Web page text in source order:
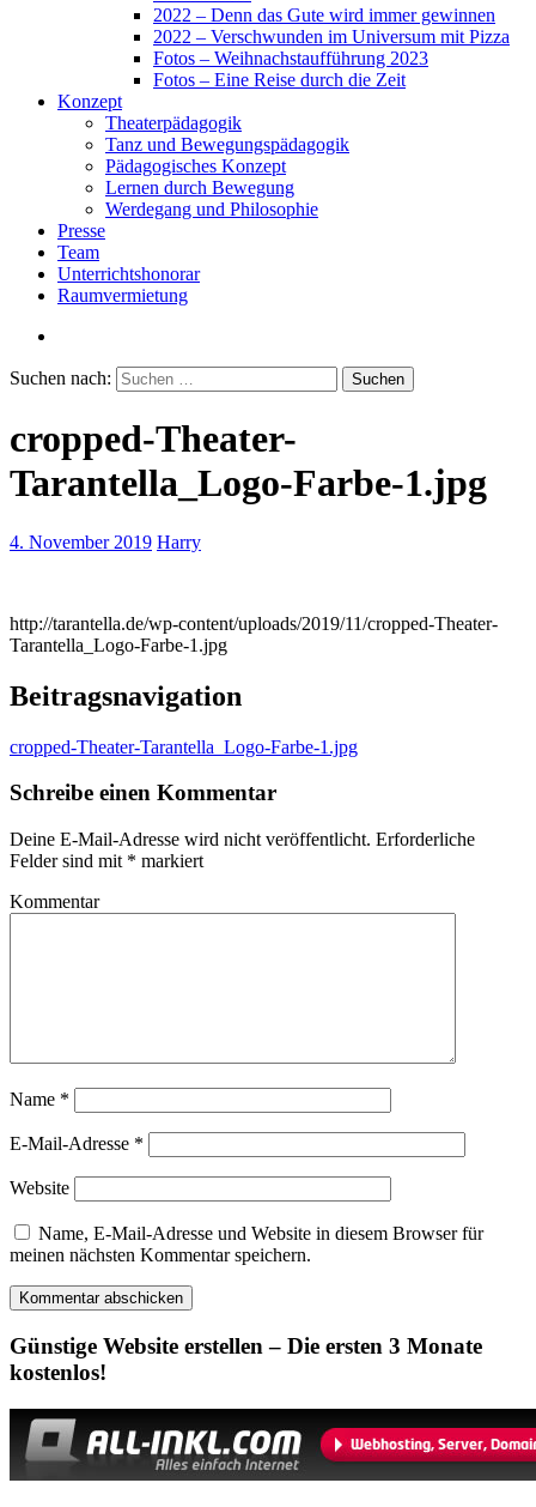
2022 – Denn das Gute wird immer gewinnen
2022 – Verschwunden im Universum mit Pizza
Fotos – Weihnachstaufführung 2023
Fotos – Eine Reise durch die Zeit
Konzept
Theaterpädagogik
Tanz und Bewegungspädagogik
Pädagogisches Konzept
Lernen durch Bewegung
Werdegang und Philosophie
Presse
Team
Unterrichtshonorar
Raumvermietung
Suchen nach:
cropped-Theater-
Tarantella_Logo-Farbe-1.jpg
4. November 2019 Harry
http://tarantella.de/wp-content/uploads/2019/11/cropped-Theater-
Tarantella_Logo-Farbe-1.jpg
Beitragsnavigation
cropped-Theater-Tarantella_Logo-Farbe-1.jpg
Schreibe einen Kommentar
Deine E-Mail-Adresse wird nicht veröffentlicht. Erforderliche
Felder sind mit * markiert
Kommentar
Name *
E-Mail-Adresse *
Website
Name, E-Mail-Adresse und Website in diesem Browser für
meinen nächsten Kommentar speichern.
Günstige Website erstellen – Die ersten 3 Monate
kostenlos!